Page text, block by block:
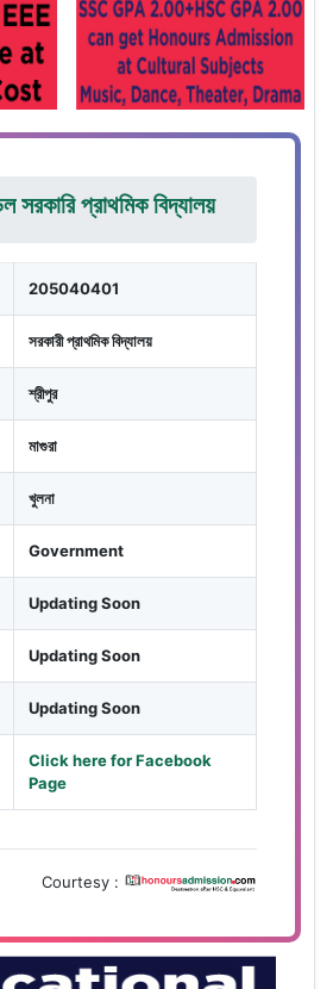
সরকারি প্রাথমিক বিদ্যালয়
205040401
সরকারী প্রাথমিক বিদ্যালয়
শ্রীপুর
মাগুরা
খুলনা
Government
Updating Soon
Updating Soon
Updating Soon
Click here for Facebook
Page
Courtesy :